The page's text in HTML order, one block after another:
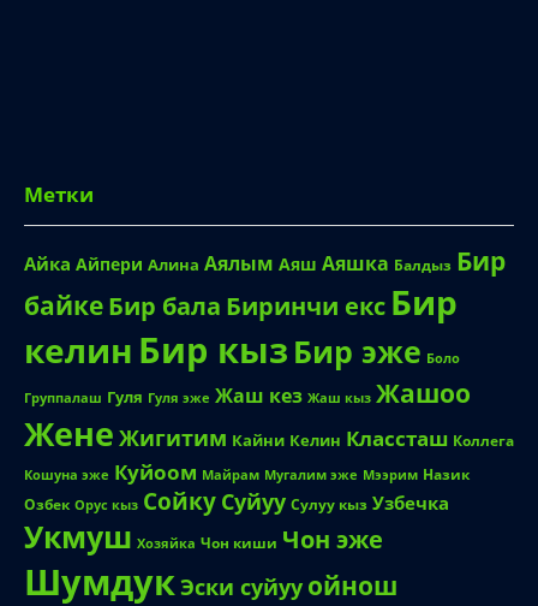
Метки
Айка Айпери Алина Аялым Аяш Аяшка Балдыз Бир
байкеБир бала Биринчи екс Бир
келин Бир кыз Бир эже Боло
Группалаш Гуля Гуля эже Жаш кез Жаш кыз Жашоо
Жене Жигитим Кайни Келин Классташ Коллега
Кошуна эже Куйоом Майрам Мугалим эже Мээрим Назик
Озбек Орус кыз Сойку Суйуу Сулуу кыз Узбечка
Укмуш Хозяйка Чон киши Чон эже
Шумдук Эски суйуу ойнош